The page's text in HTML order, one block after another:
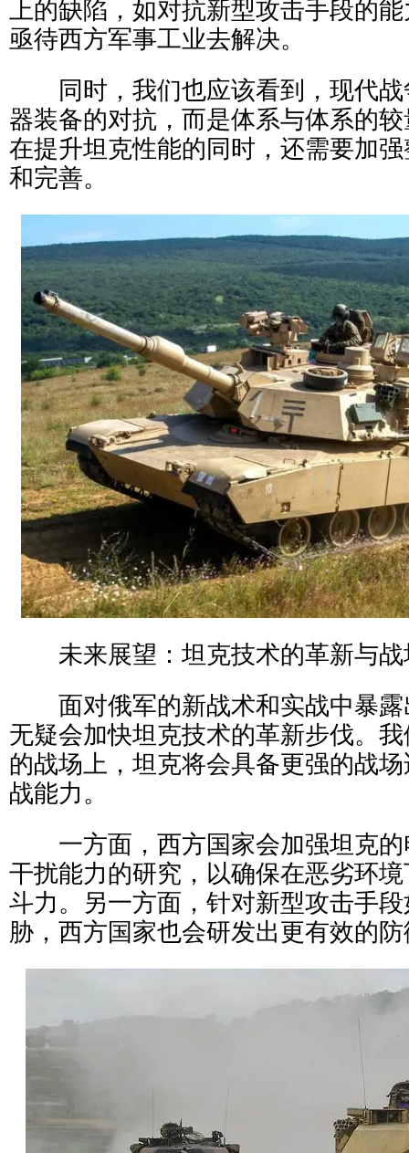
上的缺陷，如对抗新型攻击手段的
亟待西方军事工业去解决。
同时，我们也应该看到，现代战
器装备的对抗，而是体系与体系的
在提升坦克性能的同时，还需要加
和完善。
未来展望：坦克技术的革新与战
面对俄军的新战术和实战中暴露
无疑会加快坦克技术的革新步伐。
的战场上，坦克将会具备更强的战
战能力。
一方面，西方国家会加强坦克的
干扰能力的研究，以确保在恶劣环
斗力。另一方面，针对新型攻击手
胁，西方国家也会研发出更有效的